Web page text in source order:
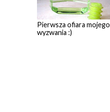
Pierwsza ofiara mojego
wyzwania :)